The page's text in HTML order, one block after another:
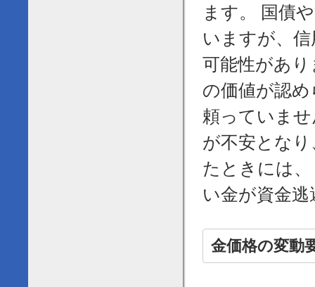
ます。 国債
いますが、
可能性があ
の価値が認
頼っていま
が不安とな
たときには
い金が資金
金価格の変動